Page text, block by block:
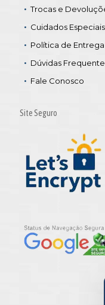
Trocas e
Cuidados Especiais
Política de Entrega
Dúvidas
Fale Conosco
Site Seguro